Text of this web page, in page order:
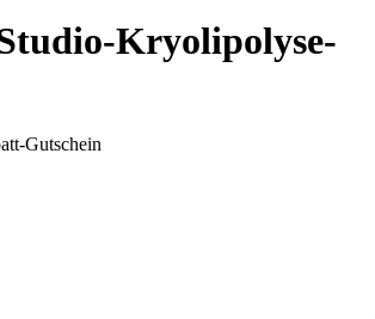
Kryolipolyse-
Gutschein